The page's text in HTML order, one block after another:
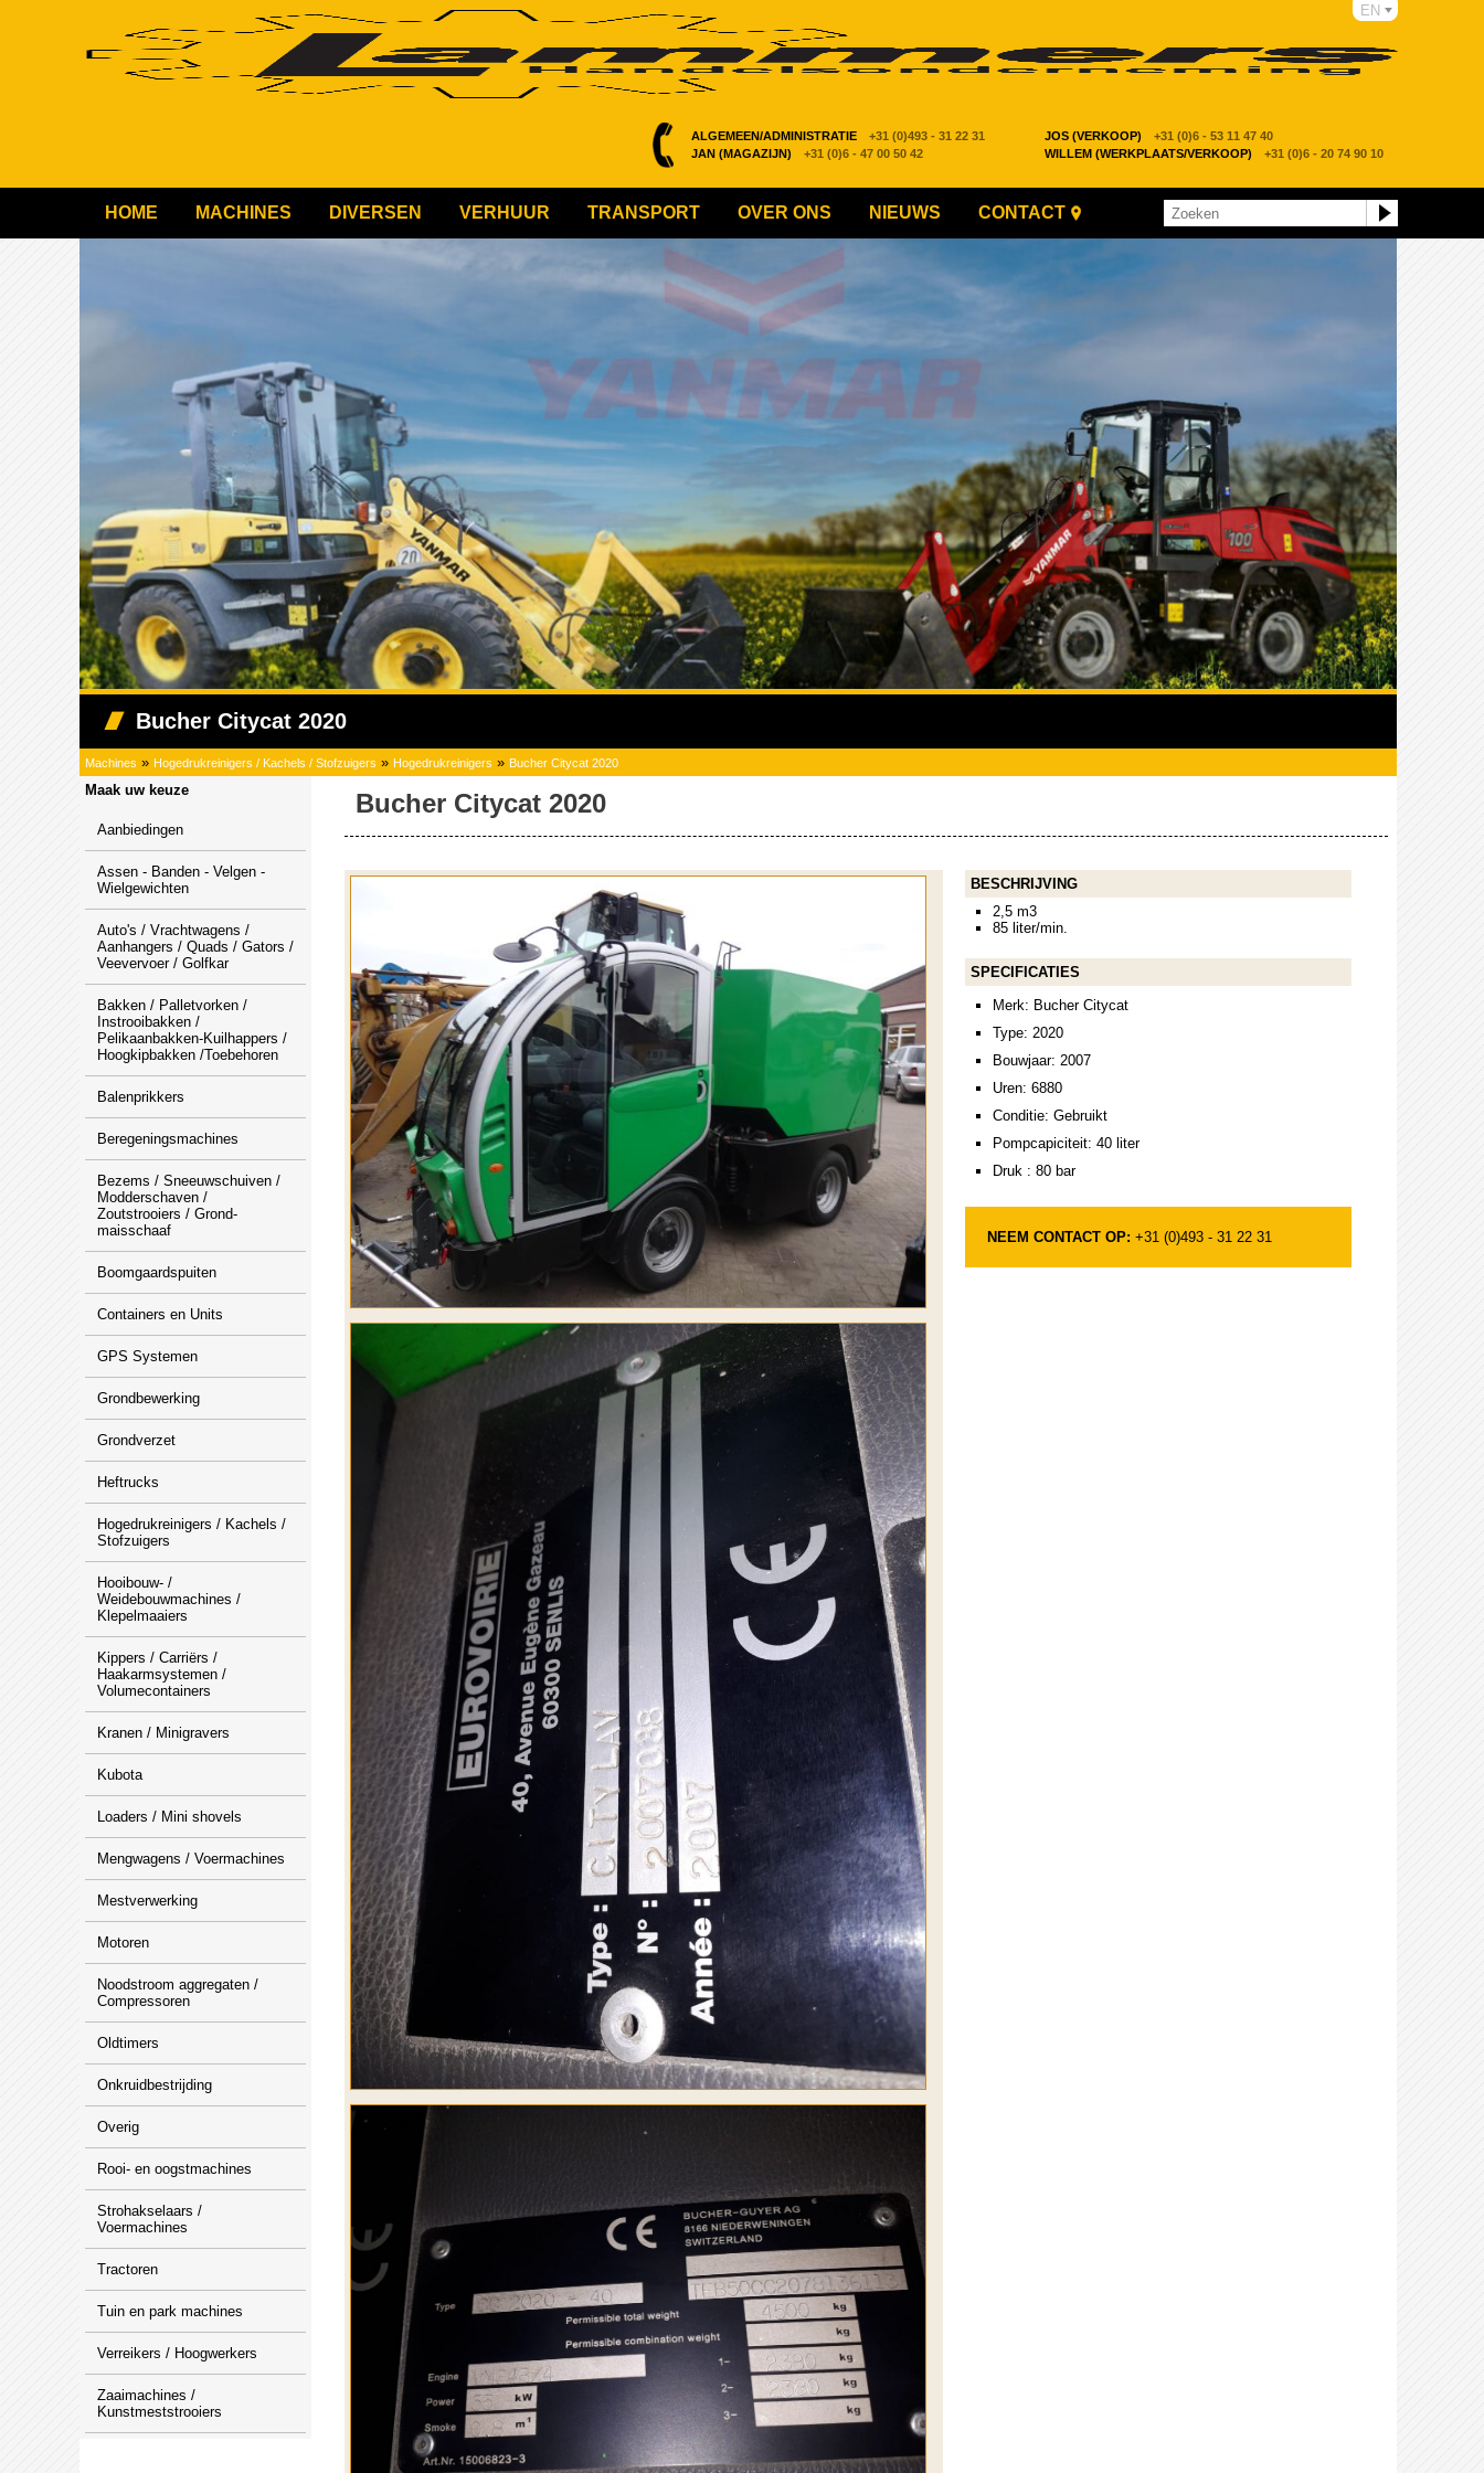
ALGEMEEN/ADMINISTRATIE +31 (0)493 - 31 22 31 JOS (VERKOOP)
+31 (0)6 - 53 11 47 40
JAN (MAGAZIJN)
+31 (0)6 - 47 00 50 42 WILLEM (WERKPLAATS/VERKOOP) +31 (0)6 - 20 74 90 10
EN
HOME MACHINES DIVERSEN VERHUUR TRANSPORT OVER ONS NIEUWS CONTACT
Bucher Citycat 2020
Machines » Hogedrukreinigers / Kachels / Stofzuigers » Hogedrukreinigers » Bucher Citycat 2020
Maak uw keuze
Aanbiedingen
Assen - Banden - Velgen -
Wielgewichten
Auto's / Vrachtwagens /
Aanhangers / Quads / Gators /
Veevervoer / Golfkar
Bakken / Palletvorken /
Instrooibakken /
Pelikaanbakken-Kuilhappers /
Hoogkipbakken /Toebehoren
Balenprikkers
Beregeningsmachines
Bezems / Sneeuwschuiven /
Modderschaven /
Zoutstrooiers / Grond-
maisschaaf
Boomgaardspuiten
Containers en Units
GPS Systemen
Grondbewerking
Grondverzet
Heftrucks
Hogedrukreinigers / Kachels /
Stofzuigers
Hooibouw- /
Weidebouwmachines /
Klepelmaaiers
Kippers / Carriërs /
Haakarmsystemen /
Volumecontainers
Kranen / Minigravers
Kubota
Loaders / Mini shovels
Mengwagens / Voermachines
Mestverwerking
Motoren
Noodstroom aggregaten /
Compressoren
Oldtimers
Onkruidbestrijding
Overig
Rooi- en oogstmachines
Strohakselaars /
Voermachines
Tractoren
Tuin en park machines
Verreikers / Hoogwerkers
Zaaimachines /
Kunstmeststrooiers
Bucher Citycat 2020
BESCHRIJVING
2,5 m3
85 liter/min.
SPECIFICATIES
Merk: Bucher Citycat
Type: 2020
Bouwjaar: 2007
Uren: 6880
Conditie: Gebruikt
Pompcapiciteit: 40 liter
Druk : 80 bar
NEEM CONTACT OP: +31 (0)493 - 31 22 31